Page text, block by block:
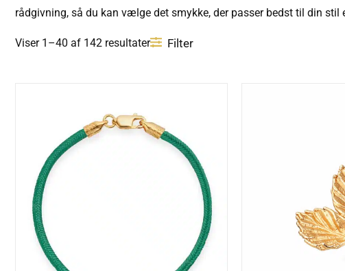
rådgivning, så du kan vælge det smykke, der passer bedst til din stil
Viser 1–40 af 142 resultater Filter